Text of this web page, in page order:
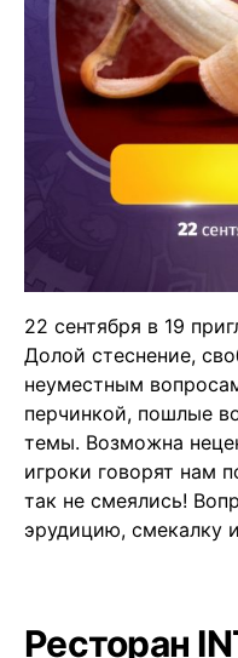
22 сентября в 19
Долой стеснение,
неуместным
перчинкой, пошлые
темы. Возможна
игроки говорят нам
так не смеялись!
эрудицию, смекалку
Ресторан